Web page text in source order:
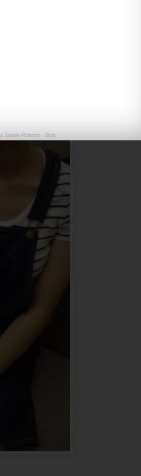
Jasper Roberts- Blog